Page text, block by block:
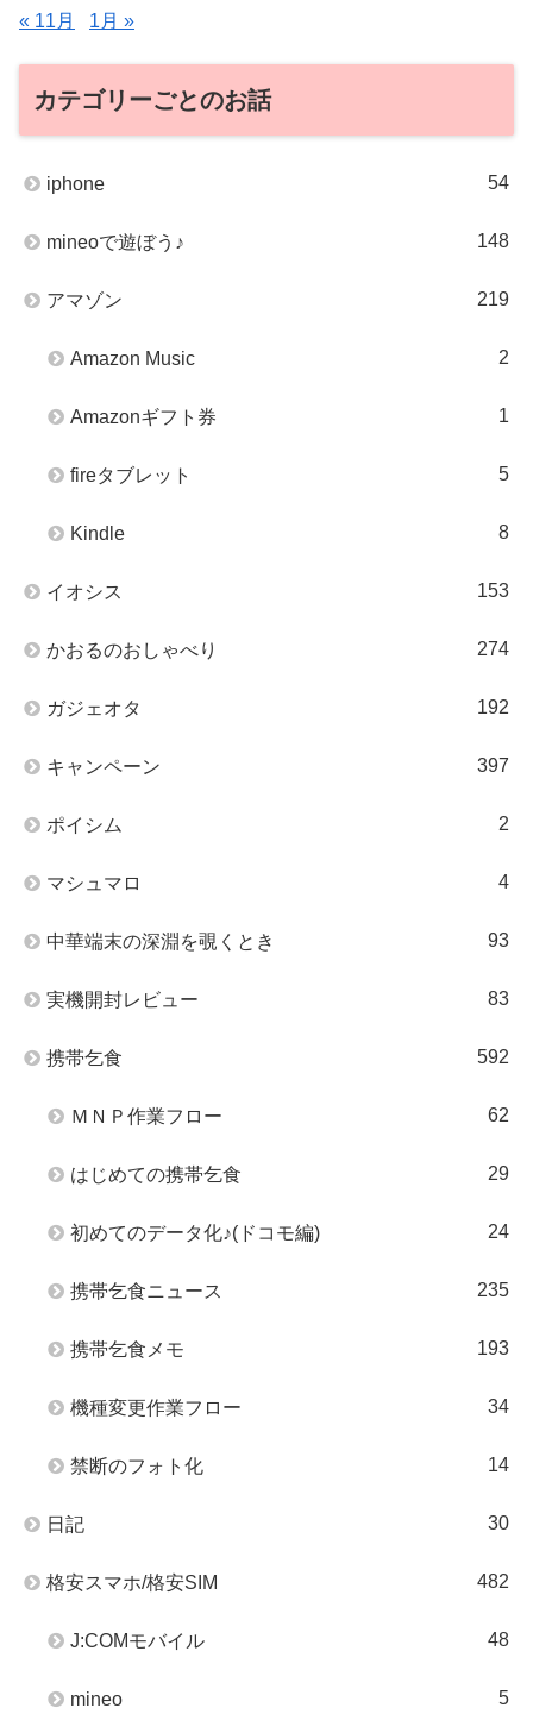
« 11月 1月 »
カテゴリーごとのお話
iphone 54
mineoで遊ぼう♪ 148
アマゾン 219
Amazon Music 2
Amazonギフト券 1
fireタブレット 5
Kindle 8
イオシス 153
かおるのおしゃべり 274
ガジェオタ 192
キャンペーン 397
ポイシム 2
マシュマロ 4
中華端末の深淵を覗くとき 93
実機開封レビュー 83
携帯乞食 592
ＭＮＰ作業フロー 62
はじめての携帯乞食 29
初めてのデータ化♪(ドコモ編) 24
携帯乞食ニュース 235
携帯乞食メモ 193
機種変更作業フロー 34
禁断のフォト化 14
日記 30
格安スマホ/格安SIM 482
J:COMモバイル 48
mineo 5